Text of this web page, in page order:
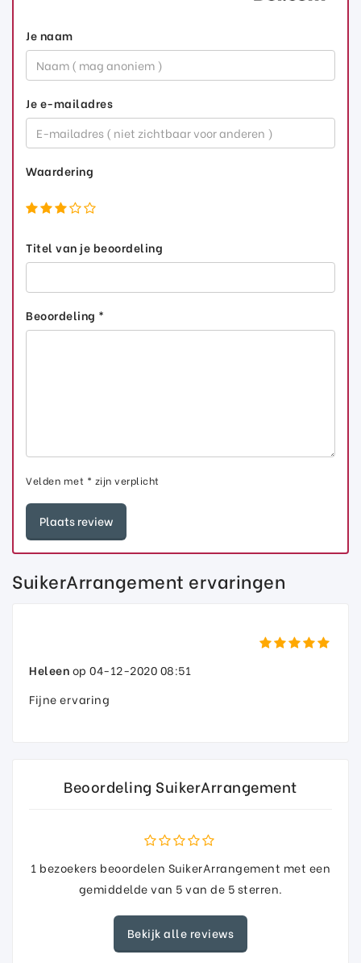
Je naam
Je e-mailadres
Waardering
Titel van je beoordeling
Beoordeling *
Velden met * zijn verplicht
SuikerArrangement ervaringen
Heleenop 04-12-2020 08:51
Fijne ervaring
Beoordeling SuikerArrangement
1 bezoekers beoordelen SuikerArrangement met een
gemiddelde van 5van de 5sterren.
Bekijk alle reviews